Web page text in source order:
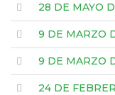
28 DE MAYO
9 DE MARZO
9 DE MARZO
24 DE